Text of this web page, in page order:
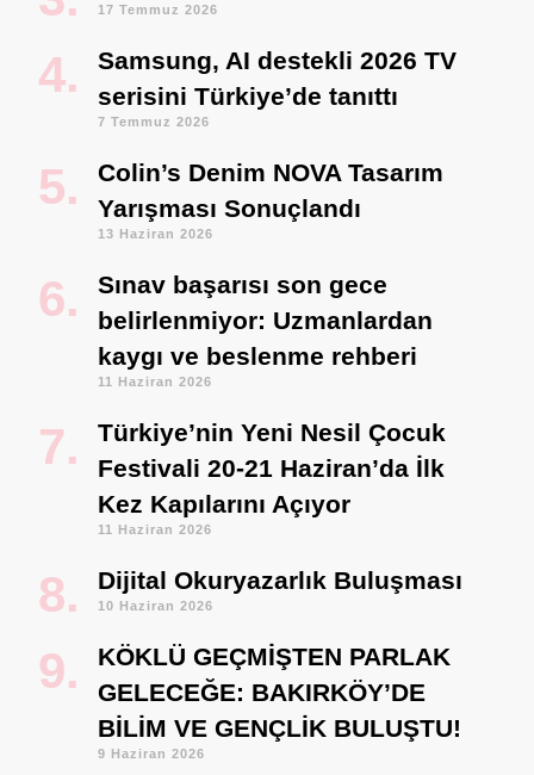
17 Temmuz 2026
Samsung, AI destekli 2026 TV
serisini Türkiye’de tanıttı
7 Temmuz 2026
Colin’s Denim NOVA Tasarım
Yarışması Sonuçlandı
13 Haziran 2026
Sınav başarısı son gece
belirlenmiyor: Uzmanlardan
kaygı ve beslenme rehberi
11 Haziran 2026
Türkiye’nin Yeni Nesil Çocuk
Festivali 20-21 Haziran’da İlk
Kez Kapılarını Açıyor
11 Haziran 2026
Dijital Okuryazarlık Buluşması
10 Haziran 2026
KÖKLÜ GEÇMİŞTEN PARLAK
GELECEĞE: BAKIRKÖY’DE
BİLİM VE GENÇLİK BULUŞTU!
9 Haziran 2026